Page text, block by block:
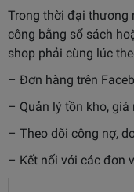
Trong thời đại thương
công bằng sổ sách
shop phải cùng lúc
– Đơn hàng trên
– Quản lý tồn kho,
– Theo dõi công nợ,
– Kết nối với các đơn